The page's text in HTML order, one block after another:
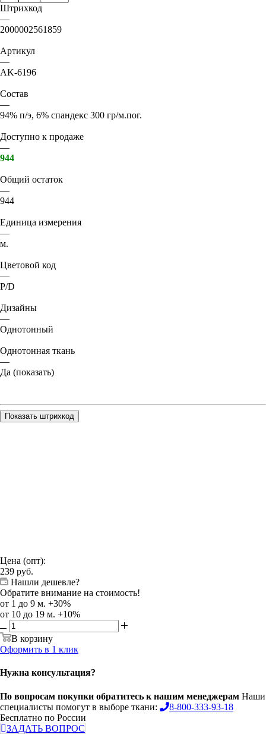
Штрихкод
—
2000002561859
Артикул
—
AK-6196
Состав
—
94% п/э, 6% спандекс 300 гр/м.пог.
Доступно к продаже
—
944
Общий остаток
—
944
Единица измерения
—
м.
Цветовой код
—
P/D
Дизайны
—
Однотонный
Однотонная ткань
—
Да (показать)
Показать штрихкод
Цена (опт):
239 руб.
Нашли дешевле?
Обратите внимание на стоимость!
от 1 до 9 м. +30%
от 10 до 19 м. +10%
В корзину
Оформить в 1 клик
Нужна консультация?
По вопросам покупки обратитесь к нашим менеджерам Наши
специалисты помогут в выборе ткани:
8-800-333-93-18
Бесплатно по России
ЗАДАТЬ ВОПРОС